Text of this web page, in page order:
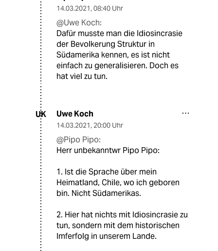
14.03.2021, 08:40 Uhr
@Uwe Koch:
Dafür musste man die Idiosincrasie
der Bevolkerung Struktur in
Südamerika kennen, es ist nicht
einfach zu generalisieren. Doch es
hat viel zu tun.
UK Uwe Koch
14.03.2021, 20:00 Uhr
@Pipo Pipo:
Herr unbekanntwr Pipo Pipo:
1. Ist die Sprache über mein
Heimatland, Chile, wo ich geboren
bin. Nicht Südamerikas.
2. Hier hat nichts mit Idiosincrasie zu
tun, sondern mit dem historischen
Imferfolg in unserem Lande.